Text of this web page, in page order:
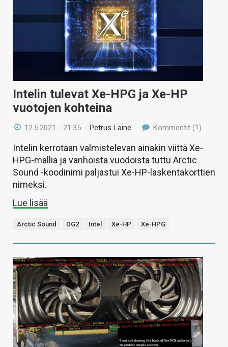
Intelin tulevat Xe-HPG ja Xe-HP
vuotojen kohteina
12.5.2021 - 21:35 /Petrus Laine Kommentit (1)
Intelin kerrotaan valmistelevan ainakin viittä Xe-
HPG-mallia ja vanhoista vuodoista tuttu Arctic
Sound -koodinimi paljastui Xe-HP-laskentakorttien
nimeksi.
Lue lisää
Arctic Sound DG2 Intel Xe-HP Xe-HPG